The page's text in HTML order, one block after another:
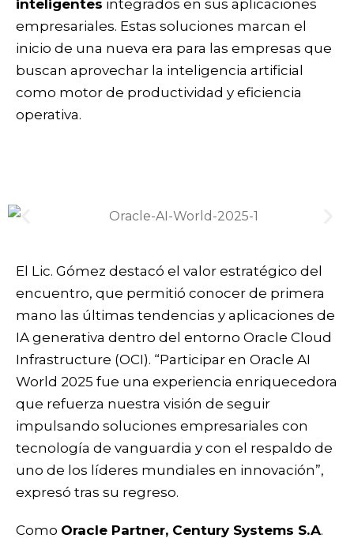
inteligentes integrados en sus aplicaciones
empresariales. Estas soluciones marcan el
inicio de una nueva era para las empresas que
buscan aprovechar la inteligencia artificial
como motor de productividad y eficiencia
operativa.
El Lic. Gómez destacó el valor estratégico del
encuentro, que permitió conocer de primera
mano las últimas tendencias y aplicaciones de
IA generativa dentro del entorno Oracle Cloud
Infrastructure (OCI). “Participar en Oracle AI
World 2025 fue una experiencia enriquecedora
que refuerza nuestra visión de seguir
impulsando soluciones empresariales con
tecnología de vanguardia y con el respaldo de
uno de los líderes mundiales en innovación”,
expresó tras su regreso.
Como Oracle Partner, Century Systems S.A.